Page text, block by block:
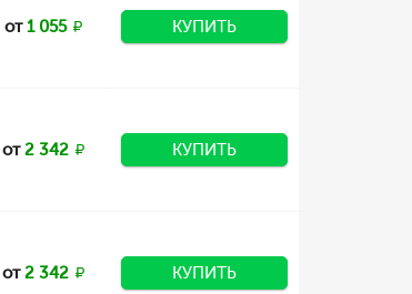
от1 055 КУПИТЬ
от2 342 КУПИТЬ
от2 342 КУПИТЬ